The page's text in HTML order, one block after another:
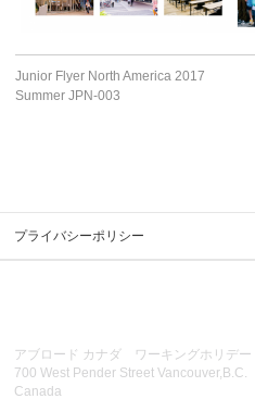
Junior Flyer North America 2017
Summer JPN-003
プライバシーポリシー
アブロード カナダ ワーキングホリデー
700 West Pender Street Vancouver,B.C.
Canada